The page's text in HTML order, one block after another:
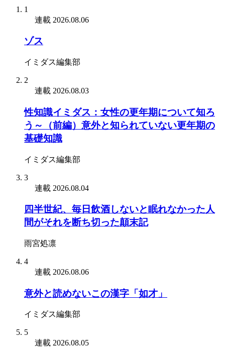
1
連載 2026.08.06
ゾス
イミダス編集部
2
連載 2026.08.03
性知識イミダス：女性の更年期について知ろ
う～（前編）意外と知られていない更年期の
基礎知識
イミダス編集部
3
連載 2026.08.04
四半世紀、毎日飲酒しないと眠れなかった人
間がそれを断ち切った顛末記
雨宮処凛
4
連載 2026.08.06
意外と読めないこの漢字「如才」
イミダス編集部
5
連載 2026.08.05